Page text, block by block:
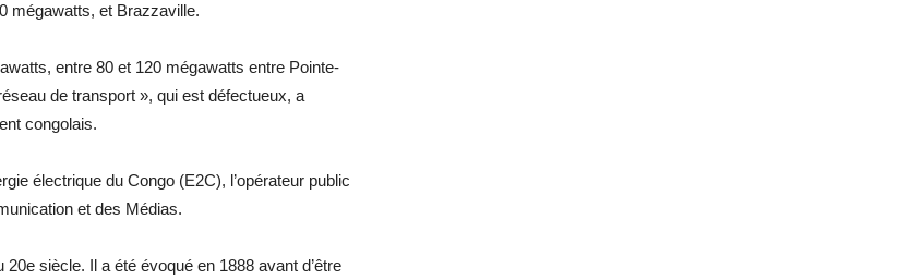
mégawatts, et Brazzaville.
entre 80 et 120 mégawatts entre Pointe-
de transport », qui est défectueux, a
congolais.
électrique du Congo (E2C), l’opérateur public
et des Médias.
siècle. Il a été évoqué en 1888 avant d’être